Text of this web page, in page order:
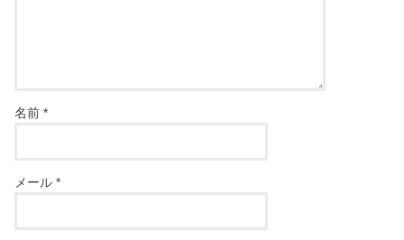
名前*
メール*